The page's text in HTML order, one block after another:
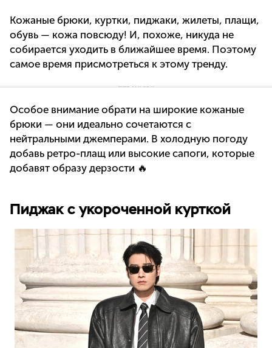
Кожаные брюки, куртки, пиджаки, жилеты, плащи,
обувь — кожа повсюду! И, похоже, никуда не
собирается уходить в ближайшее время. Поэтому
самое время присмотреться к этому тренду.
Особое внимание обрати на широкие кожаные
брюки — они идеально сочетаются с
нейтральными джемперами. В холодную погоду
добавь ретро-плащ или высокие сапоги, которые
добавят образу дерзости 🔥
Пиджак с укороченной курткой